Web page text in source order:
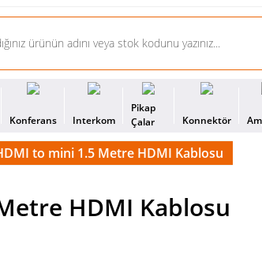
Konferans Interkom
Pikap
Çalar
Konnektör
to mini 1.5 Metre HDMI Kablosu
HDMI Kablosu